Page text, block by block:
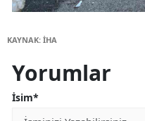
KAYNAK: İHA
Yorumlar
İsim*